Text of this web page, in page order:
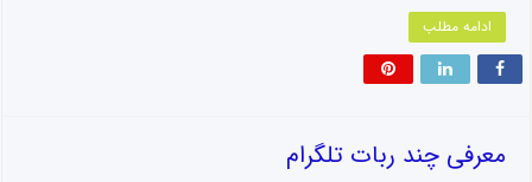
ادامه مطلب
معرفی چند ربات تلگرام